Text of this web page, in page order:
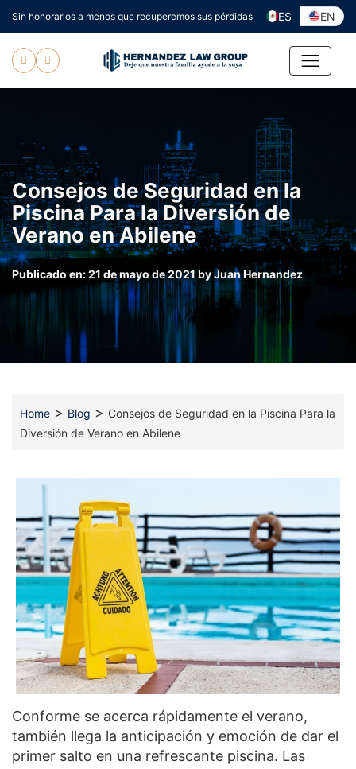
al
contenido
Sin honorarios a menos que recuperemos sus pérdidas ES EN
Consejos de Seguridad en la
Piscina Para la Diversión de
Verano en Abilene
Publicado en:21 de mayo de 2021byJuan Hernandez
Home > Blog > Consejos de Seguridad en la Piscina Para la
Diversión de Verano en Abilene
Conforme se acerca rápidamente el verano,
también llega la anticipación y emoción de dar el
primer salto en una refrescante piscina. Las